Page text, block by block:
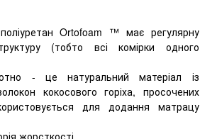
Ortofoam ™ має регулярну
(тобто всі комірки одного
- це натуральний матеріал із
кокосового горіха, просочених
для додання матрацу
жорсткості